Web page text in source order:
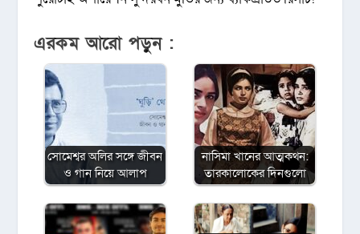
এরকম আরো পড়ুন :
সোমেশ্বর অলির সঙ্গে জীবন
ও গান নিয়ে আলাপ
নাসিমা খানের আত্মকথন:
তারকালোকের দিনগুলো